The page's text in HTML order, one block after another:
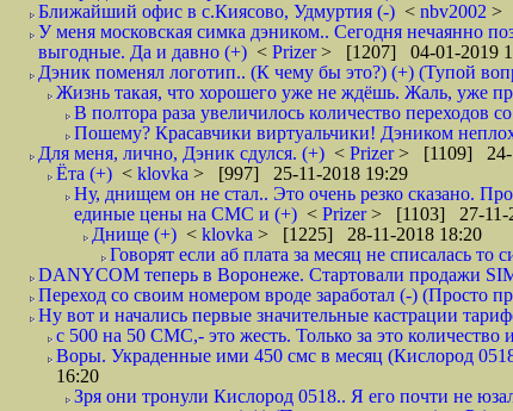
Ближайший офис в с.Киясово, Удмуртия (-) < nbv2002 >
У меня московская симка дэником.. Сегодня нечаянно
выгодные. Да и давно (+) < Prizer> [1207] 04-01-2019
Дэник поменял логотип.. (К чему бы это?) (+) (Тупой
Жизнь такая, что хорошего уже не ждёшь. Жаль, уже
В полтора раза увеличилось количество
Пошему? Красавчики виртуальчики! Дэником
Для меня, лично, Дэник сдулся. (+) < Prizer> [1109] 24-
Ёта (+) < klovka > [997] 25-11-2018 19:29
Ну, днищем он не стал.. Это очень резко сказано.
единые цены на СМС и (+) < Prizer> [1103] 27-11-
Днище (+) < klovka > [1225] 28-11-2018 18:20
Говорят если аб плата за месяц не списалась то
DANYCOM теперь в Воронеже. Стартовали продажи
Переход со своим номером вроде заработал (-) (Просто
Ну вот и начались первые значительные кастрации
с 500 на 50 СМС,- это жесть. Только за это количество
Воры. Украденные ими 450 смс в месяц (Кислород
16:20
Зря они тронули Кислород 0518.. Я его почти не